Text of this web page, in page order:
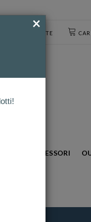
ACCESSO UTENTE
ACCESSORI
×